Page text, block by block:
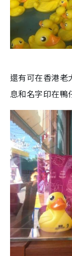
還有可在香港老
息和名字印在鴨